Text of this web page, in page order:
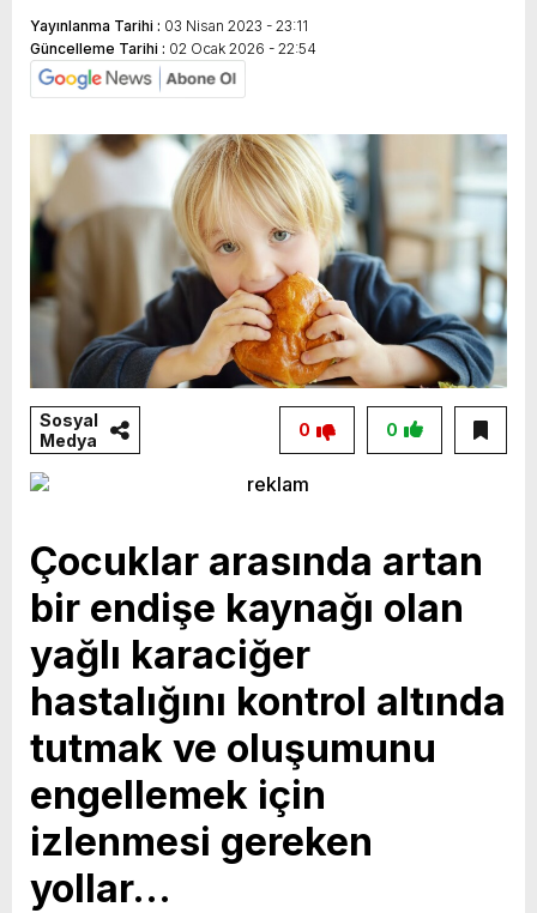
Yayınlanma Tarihi : 03 Nisan 2023 - 23:11
Güncelleme Tarihi : 02 Ocak 2026 - 22:54
Sosyal
Medya
0
0
Çocuklar arasında artan
bir endişe kaynağı olan
yağlı karaciğer
hastalığını kontrol altında
tutmak ve oluşumunu
engellemek için
izlenmesi gereken
yollar…